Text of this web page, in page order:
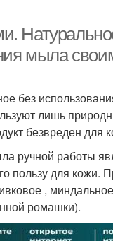
мыла
без
лишь
безвреден для
ручной работы
для кожи.
,
ромашки).